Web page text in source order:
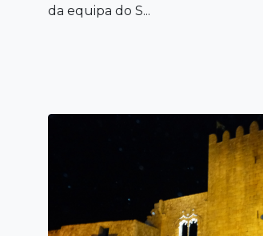
da equipa do S...